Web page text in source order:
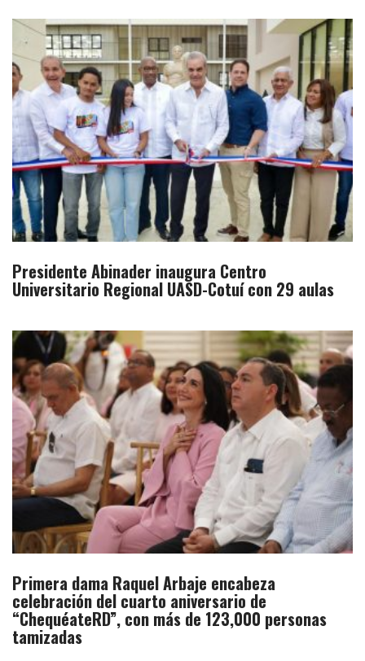
Presidente Abinader inaugura Centro
Universitario Regional UASD-Cotuí con 29 aulas
Primera dama Raquel Arbaje encabeza
celebración del cuarto aniversario de
“ChequéateRD”, con más de 123,000 personas
tamizadas